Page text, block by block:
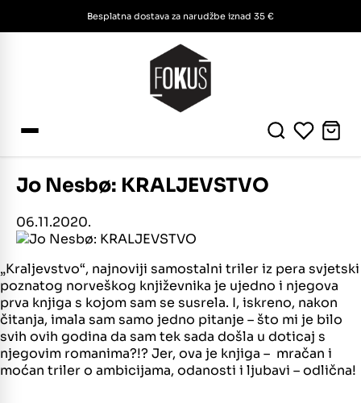
Besplatna dostava za narudžbe iznad 35 €
Jo Nesbø: KRALJEVSTVO
06.11.2020.
„Kraljevstvo“, najnoviji samostalni triler iz pera svjetski
poznatog norveškog književnika je ujedno i njegova
prva knjiga s kojom sam se susrela. I, iskreno, nakon
čitanja, imala sam samo jedno pitanje – što mi je bilo
svih ovih godina da sam tek sada došla u doticaj s
njegovim romanima?!? Jer, ova je knjiga – mračan i
moćan triler o ambicijama, odanosti i ljubavi – odlična!